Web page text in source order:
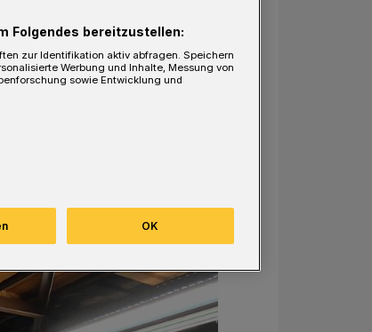
Folgendes bereitzustellen:
zur Identifikation aktiv abfragen. Speichern
Werbung und Inhalte, Messung von
sowie Entwicklung und
OK